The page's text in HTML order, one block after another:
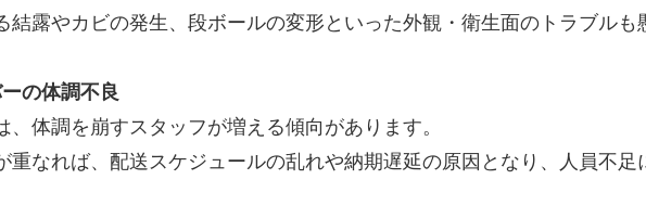
結露やカビの発生、段ボールの変形といった外観・衛生面のトラブルも
の体調不良
、体調を崩すスタッフが増える傾向があります。
重なれば、配送スケジュールの乱れや納期遅延の原因となり、人員不